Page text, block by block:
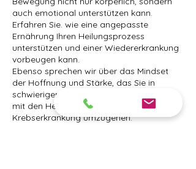
auch emotional unterstützen kann.
Erfahren Sie. wie eine angepasste
Ernährung Ihren Heilungsprozess
unterstützen und einer Wiedererkrankung
vorbeugen kann.
Ebenso sprechen wir über das Mindset
der Hoffnung und Stärke, das Sie in
schwierigen Zeiten stärkt und Ihnen hilft,
mit den Herausforderungen einer
Krebserkrankung umzugehen.